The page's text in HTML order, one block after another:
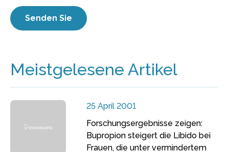
Meistgelesene Artikel
25 April 2001
Forschungsergebnisse zeigen:
Bupropion steigert die Libido bei
Frauen, die unter vermindertem